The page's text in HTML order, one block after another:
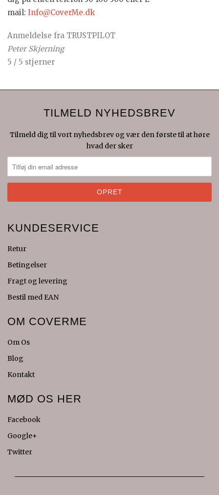
mail: Info@CoverMe.dk
Anmeldelse fra TRUSTPILOT
Peter Skjerning
5 / 5 stjerner
TILMELD NYHEDSBREV
Tilmeld dig til vort nyhedsbrev og vær den første til at høre
hvad der sker
KUNDESERVICE
Retur
Betingelser
Fragt og levering
Bestil med EAN
OM COVERME
Om Os
Blog
Kontakt
MØD OS HER
Facebook
Google+
Twitter